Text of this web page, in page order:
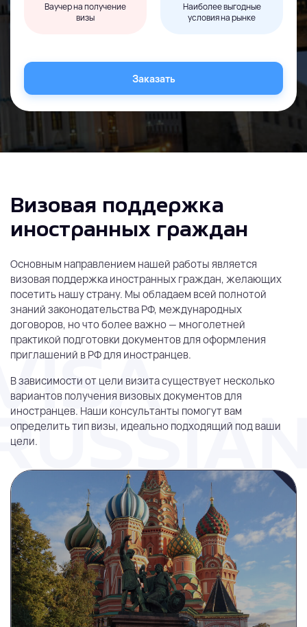
Ваучер на получение
визы
Наиболее выгодные
условия на рынке
Заказать
Визовая поддержка
иностранных граждан
Основным направлением нашей работы является
визовая поддержка иностранных граждан, желающих
посетить нашу страну. Мы обладаем всей полнотой
знаний законодательства РФ, международных
договоров, но что более важно — многолетней
практикой подготовки документов для оформления
приглашений в РФ для иностранцев.
В зависимости от цели визита существует несколько
вариантов получения визовых документов для
иностранцев. Наши консультанты помогут вам
определить тип визы, идеально подходящий под ваши
цели.